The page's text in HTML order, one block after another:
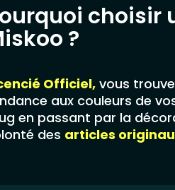
choisir
?
Officiel, vous
aux couleurs de
en passant par la
des articles